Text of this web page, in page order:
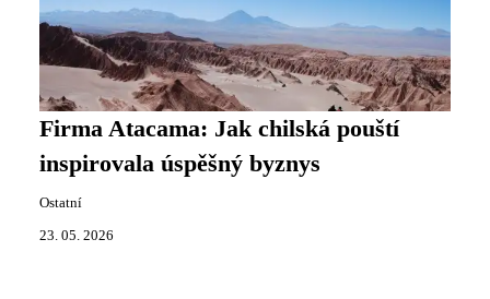
Firma Atacama: Jak chilská pouští
inspirovala úspěšný byznys
Ostatní
23. 05. 2026